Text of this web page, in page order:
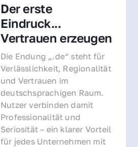
Der erste
Eindruck...
Vertrauen erzeugen
Die Endung „.de“ steht für
Verlässlichkeit, Regionalität
und Vertrauen im
deutschsprachigen Raum.
Nutzer verbinden damit
Professionalität und
Seriosität – ein klarer Vorteil
für jedes Unternehmen mit